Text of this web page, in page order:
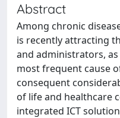
Abstract
Among chronic
is recently attracting
and administrators,
most frequent cause
consequent
of life and healthcare
integrated ICT